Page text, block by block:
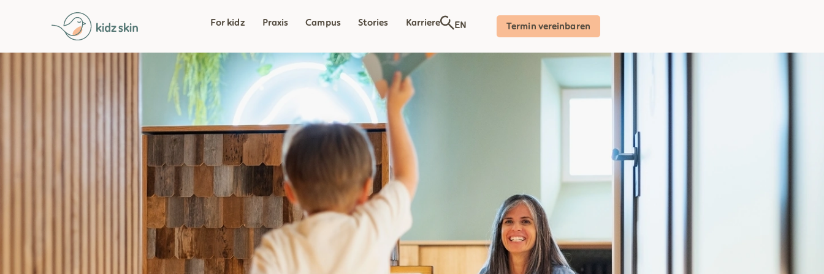
For kidz Praxis Campus Stories Karriere EN Termin vereinbaren